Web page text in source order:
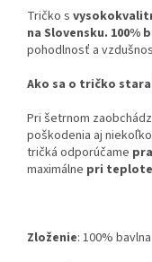
Tričko s
na Slovensku. 100%
pohodlnosť a
Ako sa o tričko
Pri šetrnom
poškodenia aj
tričká odporúčame
maximálne pri teplote
Zloženie: 100% bavlna